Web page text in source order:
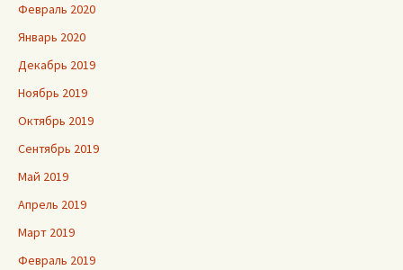
Февраль 2020
Январь 2020
Декабрь 2019
Ноябрь 2019
Октябрь 2019
Сентябрь 2019
Май 2019
Апрель 2019
Март 2019
Февраль 2019